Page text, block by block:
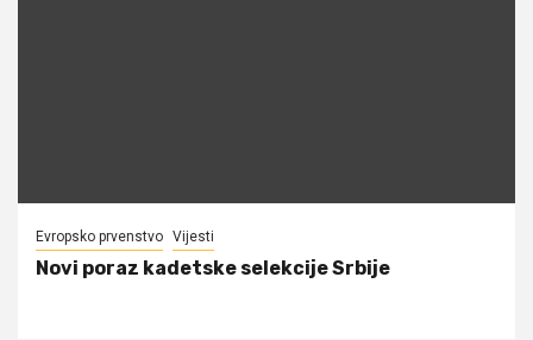
Evropsko prvenstvo Vijesti
Novi poraz kadetske selekcije Srbije